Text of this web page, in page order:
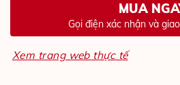
MUA
Gọi điện xác nhận và
Xem trang web thực tế